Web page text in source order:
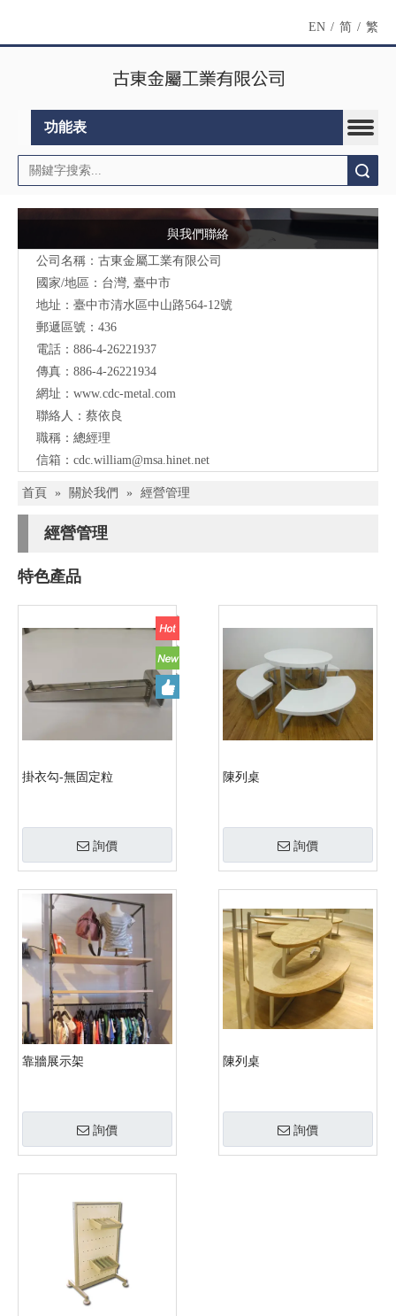
EN / 简 / 繁
功能表
與我們聯絡
公司名稱：古東金屬工業有限公司
國家/地區：台灣, 臺中市
地址：臺中市清水區中山路564-12號
郵遞區號：436
電話：886-4-26221937
傳真：886-4-26221934
網址： www.cdc-metal.com
聯絡人：蔡依良
職稱：總經理
信箱： cdc.william@msa.hinet.net
首頁 » 關於我們 » 經營管理
經營管理
特色產品
掛衣勾-無固定粒
詢價
陳列桌
詢價
靠牆展示架
詢價
陳列桌
詢價